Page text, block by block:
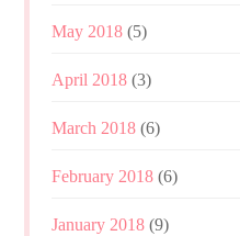
May 2018 (5)
April 2018 (3)
March 2018 (6)
February 2018 (6)
January 2018 (9)